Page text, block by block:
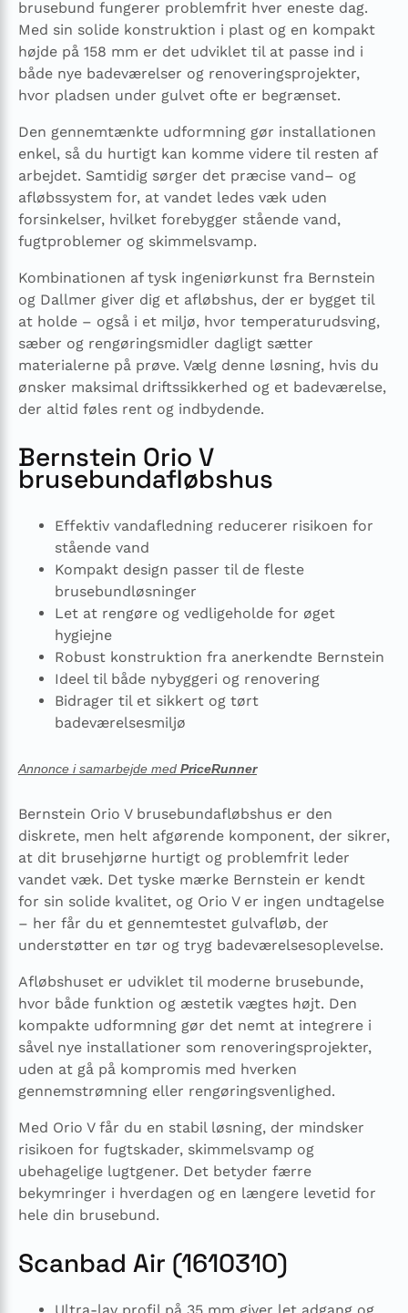
brusebund fungerer problemfrit hver eneste dag.
Med sin solide konstruktion i plast og en kompakt
højde på 158 mm er det udviklet til at passe ind i
både nye badeværelser og renoveringsprojekter,
hvor pladsen under gulvet ofte er begrænset.
Den gennemtænkte udformning gør installationen
enkel, så du hurtigt kan komme videre til resten af
arbejdet. Samtidig sørger det præcise vand– og
afløbssystem for, at vandet ledes væk uden
forsinkelser, hvilket forebygger stående vand,
fugtproblemer og skimmelsvamp.
Kombinationen af tysk ingeniørkunst fra Bernstein
og Dallmer giver dig et afløbshus, der er bygget til
at holde – også i et miljø, hvor temperaturudsving,
sæber og rengøringsmidler dagligt sætter
materialerne på prøve. Vælg denne løsning, hvis du
ønsker maksimal driftssikkerhed og et badeværelse,
der altid føles rent og indbydende.
Bernstein Orio V
brusebundafløbshus
Effektiv vandafledning reducerer risikoen for
stående vand
Kompakt design passer til de fleste
brusebundløsninger
Let at rengøre og vedligeholde for øget
hygiejne
Robust konstruktion fra anerkendte Bernstein
Ideel til både nybyggeri og renovering
Bidrager til et sikkert og tørt
badeværelsesmiljø
Annonce i samarbejde med PriceRunner
Bernstein Orio V brusebundafløbshus er den
diskrete, men helt afgørende komponent, der sikrer,
at dit brusehjørne hurtigt og problemfrit leder
vandet væk. Det tyske mærke Bernstein er kendt
for sin solide kvalitet, og Orio V er ingen undtagelse
– her får du et gennemtestet gulvafløb, der
understøtter en tør og tryg badeværelsesoplevelse.
Afløbshuset er udviklet til moderne brusebunde,
hvor både funktion og æstetik vægtes højt. Den
kompakte udformning gør det nemt at integrere i
såvel nye installationer som renoveringsprojekter,
uden at gå på kompromis med hverken
gennemstrømning eller rengøringsvenlighed.
Med Orio V får du en stabil løsning, der mindsker
risikoen for fugtskader, skimmelsvamp og
ubehagelige lugtgener. Det betyder færre
bekymringer i hverdagen og en længere levetid for
hele din brusebund.
Scanbad Air (1610310)